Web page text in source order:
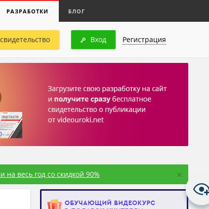
РАЗРАБОТКИ БЛОГ
Вход Регистрация
весь год со скидкой 90% ×